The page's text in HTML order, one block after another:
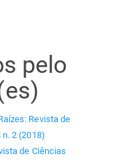
pelo
Revista de
2 (2018)
de Ciências